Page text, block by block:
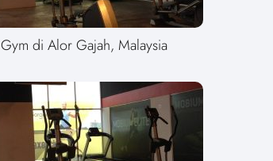
Gym di Alor Gajah, Malaysia